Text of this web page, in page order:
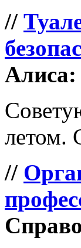
//
Алиса:
летом.
//